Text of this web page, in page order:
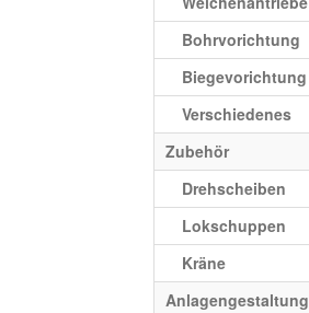
Bohrvorichtung
Biegevorichtung
Verschiedenes
Zubehör
Drehscheiben
Lokschuppen
Kräne
Anlagengestaltung